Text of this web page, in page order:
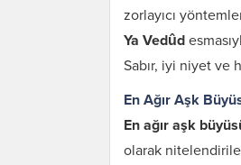
zorlayıcı
Ya Vedûd
Sabır, iyi niyet ve
En Ağır Aşk
En ağır aşk
olarak